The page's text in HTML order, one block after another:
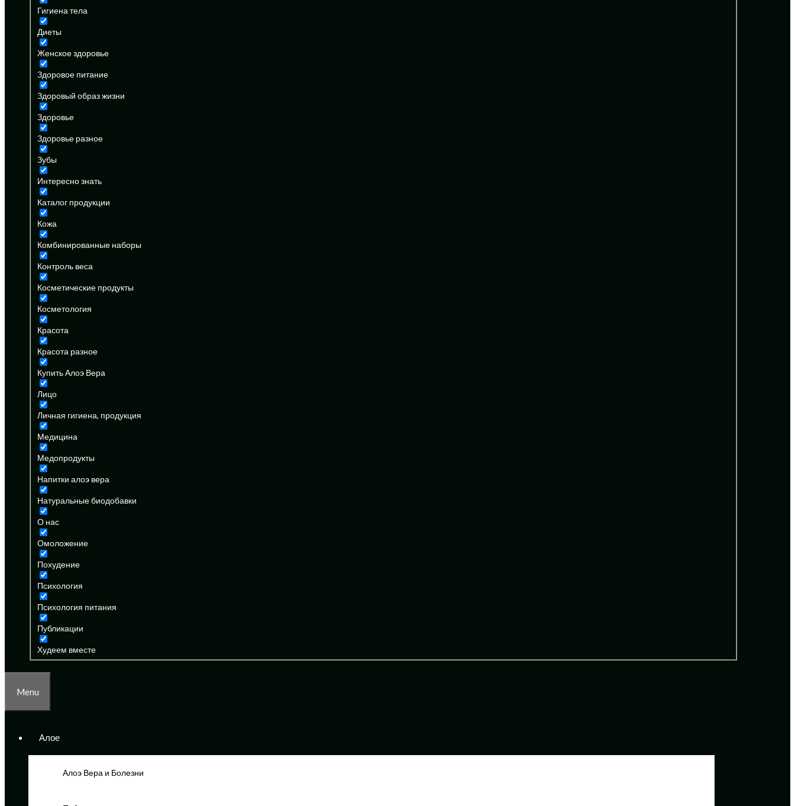
Гигиена тела
Диеты
Женское здоровье
Здоровое питание
Здоровый образ жизни
Здоровье
Здоровье разное
Зубы
Интересно знать
Каталог продукции
Кожа
Комбинированные наборы
Контроль веса
Косметические продукты
Косметология
Красота
Красота разное
Купить Алоэ Вера
Лицо
Личная гигиена, продукция
Медицина
Медопродукты
Напитки алоэ вера
Натуральные биодобавки
О нас
Омоложение
Похудение
Психология
Психология питания
Публикации
Худеем вместе
Menu
Алое
Алоэ Вера и Болезни